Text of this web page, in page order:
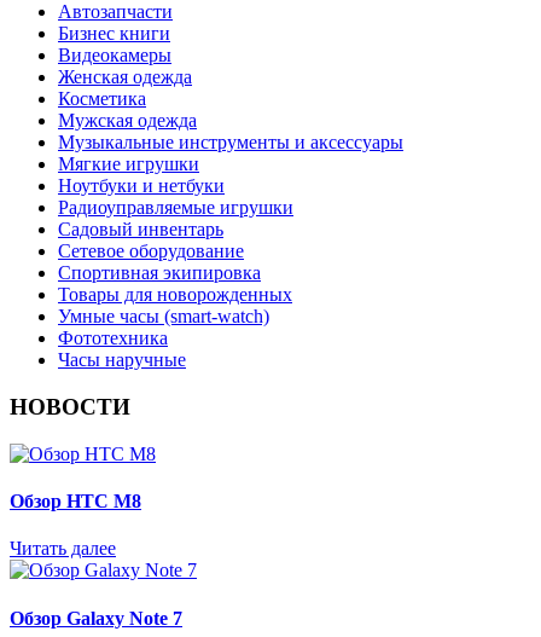
Автозапчасти
Бизнес книги
Видеокамеры
Женская одежда
Косметика
Мужская одежда
Музыкальные инструменты и аксессуары
Мягкие игрушки
Ноутбуки и нетбуки
Радиоуправляемые игрушки
Садовый инвентарь
Сетевое оборудование
Спортивная экипировка
Товары для новорожденных
Умные часы (smart-watch)
Фототехника
Часы наручные
НОВОСТИ
Обзор НТС М8
Читать далее
Обзор Galaxy Note 7